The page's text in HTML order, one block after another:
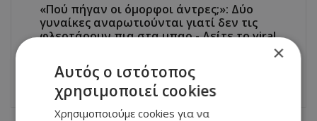
«Πού πήγαν οι όμορφοι άντρες;»: Δύο
γυναίκες αναρωτιούνται γιατί δεν τις
φλερτάρουν πια στα μπαρ - Δείτε το viral
22.06.2026 - 09:03
×
Αυτός ο ιστότοπος
χρησιμοποιεί cookies
Χρησιμοποιούμε cookies για να